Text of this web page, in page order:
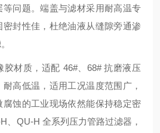
问题。端盖与滤材采用耐高温专
密封性佳，杜绝油液从缝隙旁通渗
胶材质，适配 46#、68# 抗磨液压
高低温，适用工况温度范围广，
蚀的工业现场依然能保持稳定密
、QU-H 全系列压力管路过滤器，